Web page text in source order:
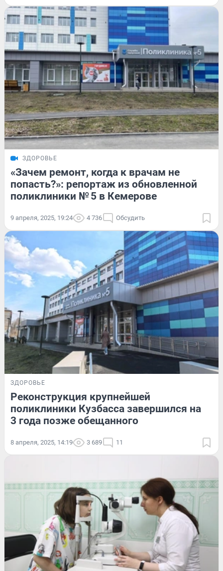
ЗДОРОВЬЕ
«Зачем ремонт, когда к врачам не
попасть?»: репортаж из обновленной
поликлиники № 5 в Кемерове
9 апреля, 2025, 19:24 4 736 Обсудить
ЗДОРОВЬЕ
Реконструкция крупнейшей
поликлиники Кузбасса завершился на
3 года позже обещанного
8 апреля, 2025, 14:19 3 689 11